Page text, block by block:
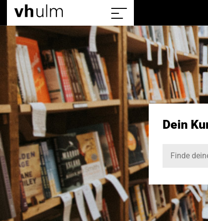
Sitemap
einblenden/ausblenden
Dein